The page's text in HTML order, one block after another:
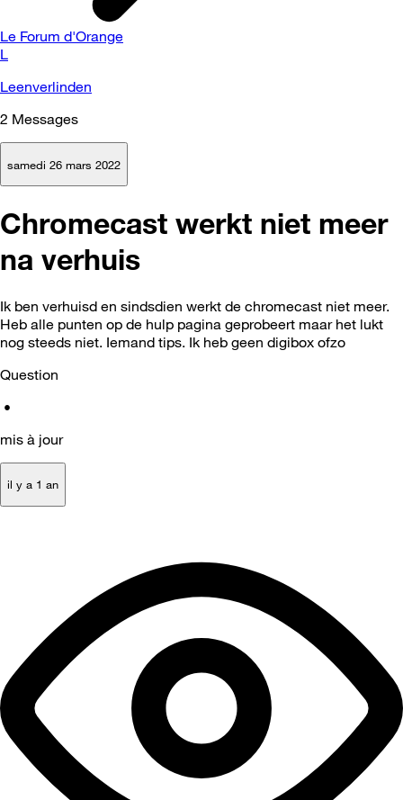
Le Forum d'Orange
L
Leenverlinden
2 Messages
samedi 26 mars 2022
Chromecast werkt niet meer
na verhuis
Ik ben verhuisd en sindsdien werkt de chromecast niet meer.
Heb alle punten op de hulp pagina geprobeert maar het lukt
nog steeds niet. Iemand tips. Ik heb geen digibox ofzo
Question
•
mis à jour
il y a 1 an